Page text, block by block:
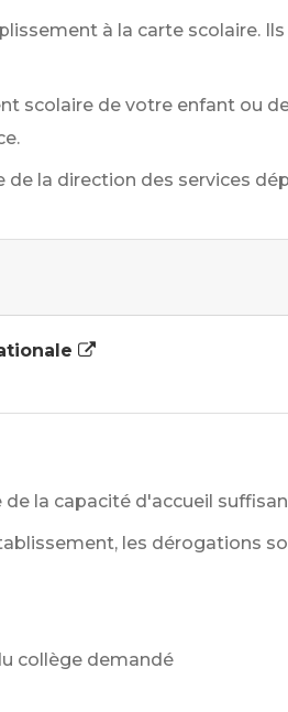
à la carte scolaire.
scolaire de votre enfant ou
la direction des services
la capacité d'accueil
les dérogations
collège demandé